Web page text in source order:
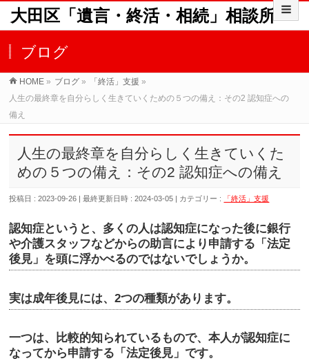
大田区「遺言・終活・相続」相談所
ブログ
HOME » ブログ » 「終活」支援 »
人生の最終章を自分らしく生きていくための５つの備え：その2 認知症への
備え
人生の最終章を自分らしく生きていくた
めの５つの備え：その2 認知症への備え
投稿日 : 2023-09-26 最終更新日時 : 2024-03-05 カテゴリー : 「終活」支援
認知症というと、多くの人は認知症になった後に銀行
や介護スタッフなどからの助言により申請する「法定
後見」を頭に浮かべるのではないでしょうか。
実は成年後見には、2つの種類があります。
一つは、比較的知られているもので、本人が認知症に
なってから申請する「法定後見」です。